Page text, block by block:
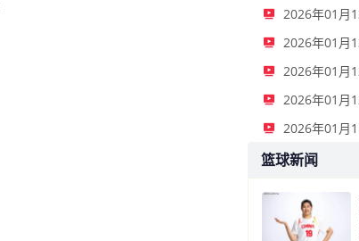
篮球新闻